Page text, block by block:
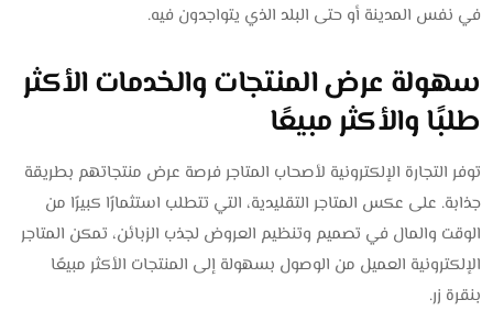
في نفس المدينة أو حتى البلد الذي يتواجدون فيه.
سهولة عرض المنتجات والخدمات الأكثر
طلبًا والأكثر مبيعًا
توفر التجارة الإلكترونية لأصحاب المتاجر فرصة عرض منتجاتهم بطريقة
جذابة. على عكس المتاجر التقليدية، التي تتطلب استثمارًا كبيرًا من
الوقت والمال في تصميم وتنظيم العروض لجذب الزبائن، تمكن المتاجر
الإلكترونية العميل من الوصول بسهولة إلى المنتجات الأكثر مبيعًا
بنقرة زر.